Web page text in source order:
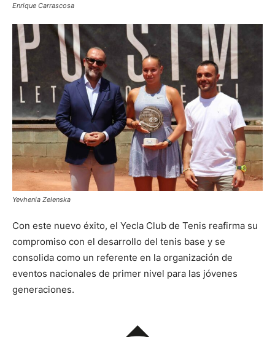
Enrique Carrascosa
Yevhenia Zelenska
Con este nuevo éxito, el Yecla Club de Tenis reafirma su
compromiso con el desarrollo del tenis base y se
consolida como un referente en la organización de
eventos nacionales de primer nivel para las jóvenes
generaciones.